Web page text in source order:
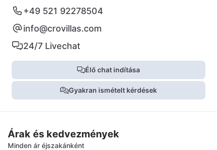
+49 521 92278504
info@crovillas.com
24/7 Livechat
Élő chat indítása
Gyakran ismételt kérdések
Árak és kedvezmények
Minden ár éjszakánként